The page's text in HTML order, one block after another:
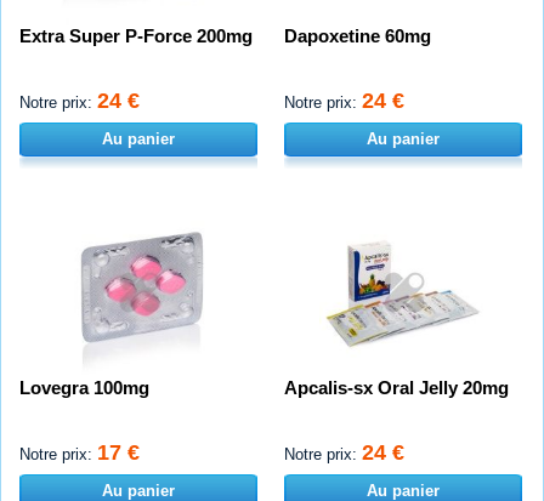
Extra Super P-Force 200mg
Notre prix: 24 €
Au panier
Dapoxetine 60mg
Notre prix: 24 €
Au panier
Lovegra 100mg
Notre prix: 17 €
Au panier
Apcalis-sx Oral Jelly 20mg
Notre prix: 24 €
Au panier